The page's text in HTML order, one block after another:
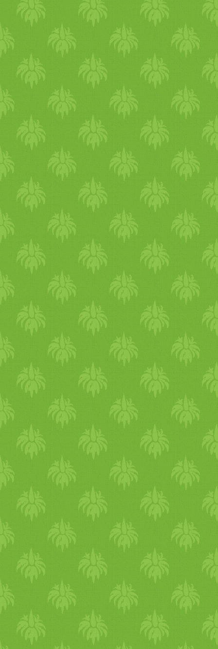
kis edénybe és azzal
is készíteni ájruvéda
szezám
olajat megérlelem
.A masszázshoz is
Gyógynövény es rásegítés.
része a Triphala
mellékhatások nélkül
Ez a csodásgyógynövény
székletürítést és
meleg
vízzel vegyél be 2-4
triphala port. * Tisztítás
ébredés - Nyelvtisztítás, olaj
egész nap folyamatosan -
Jógagyakorlás - Kitchari
óra között) - Ebéd(12-13
között) - Este Triphala bev
tisztítás alatt lehet lesznek
érzelmileg, akár testileg,
figyeld meg és engedd el,
tisztítás alatt próbálj
pozitív dolgokkal
találkákat, a pörgést, a
segít abban, hogy a
tudja fordítani. *Tisztítás